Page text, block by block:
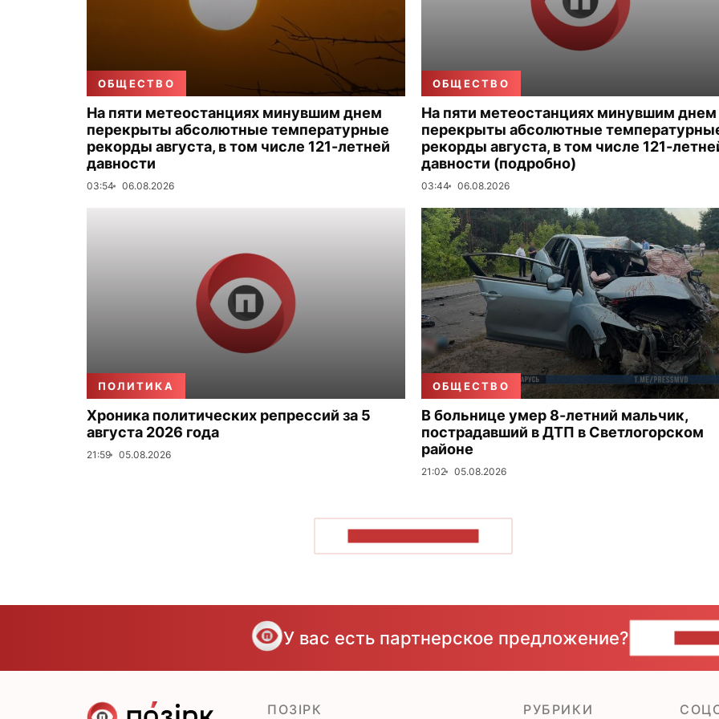
ОБЩЕСТВО
На пяти метеостанциях минувшим днем
перекрыты абсолютные температурные
рекорды августа, в том числе 121-летней
давности
03:54 06.08.2026
ОБЩЕСТВО
На пяти метеостанциях минувшим днем
перекрыты абсолютные
рекорды августа, в том числе 121-
давности (подробно)
03:44 06.08.2026
ПОЛИТИКА
Хроника политических репрессий за 5
августа 2026 года
21:59 05.08.2026
ОБЩЕСТВО
В больнице умер 8-летний мальчик,
пострадавший в ДТП в Светлогорском
районе
21:02 05.08.2026
У вас есть партнерское предложение?
ПОЗІРК РУБРИКИ